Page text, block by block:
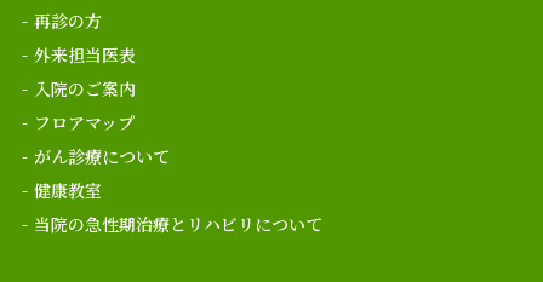
再診の方
外来担当医表
入院のご案内
フロアマップ
がん診療について
健康教室
当院の急性期治療とリハビリについて